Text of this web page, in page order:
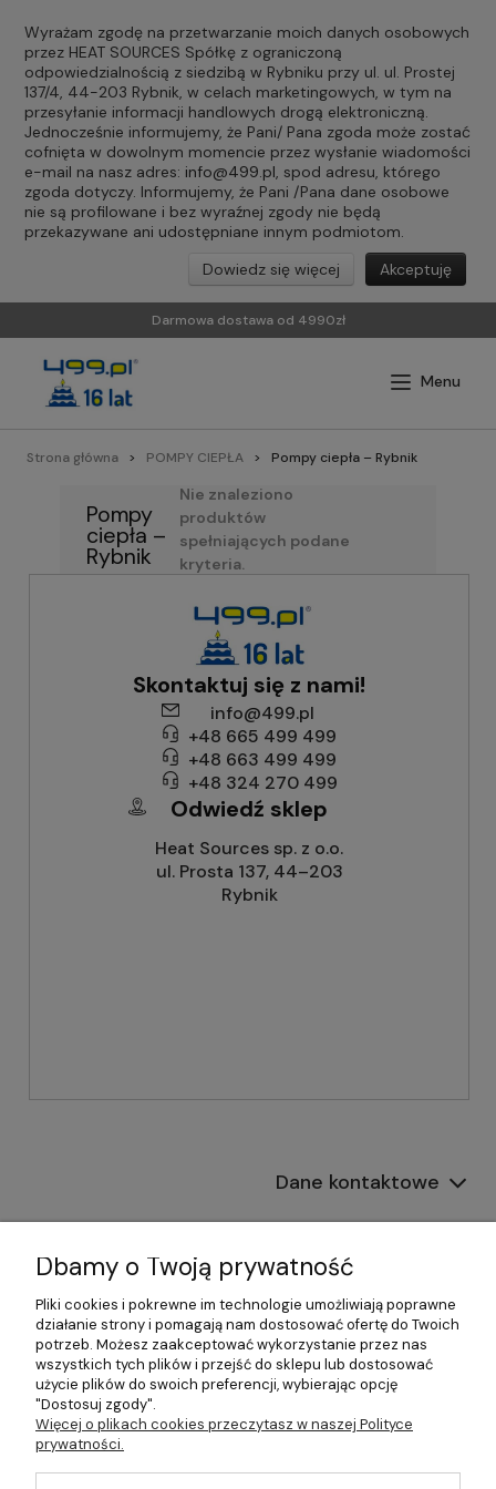
Wyrażam zgodę na przetwarzanie moich danych osobowych
przez HEAT SOURCES Spółkę z ograniczoną
odpowiedzialnością z siedzibą w Rybniku przy ul. ul. Prostej
137/4, 44-203 Rybnik, w celach marketingowych, w tym na
przesyłanie informacji handlowych drogą elektroniczną.
Jednocześnie informujemy, że Pani/ Pana zgoda może zostać
cofnięta w dowolnym momencie przez wysłanie wiadomości
e-mail na nasz adres: info@499.pl, spod adresu, którego
zgoda dotyczy. Informujemy, że Pani /Pana dane osobowe
nie są profilowane i bez wyraźnej zgody nie będą
przekazywane ani udostępniane innym podmiotom.
Akceptuję
Dowiedz się więcej
Darmowa dostawa od 4990zł
Strona główna POMPY CIEPŁA Pompy ciepła – Rybnik
Pompy
ciepła –
Rybnik
Nie znaleziono
produktów
spełniających podane
kryteria.
Skontaktuj się z nami!
info@499.pl
+48 665 499 499
+48 663 499 499
+48 324 270 499
Odwiedź sklep
Heat Sources sp. z o.o.
ul. Prosta 137, 44–203
Rybnik
Dane kontaktowe
Informacje
Płatności i dostawa
Pomoc
Moje konto
©2026 Wszelkie Prawa Zastrzeżone | 499.pl - najlepszy sklep z
Dbamy o Twoją prywatność
Pliki cookies i pokrewne im technologie umożliwiają poprawne
działanie strony i pomagają nam dostosować ofertę do Twoich
potrzeb. Możesz zaakceptować wykorzystanie przez nas
wszystkich tych plików i przejść do sklepu lub dostosować
użycie plików do swoich preferencji, wybierając opcję
"Dostosuj zgody".
Więcej o plikach cookies przeczytasz w naszej Polityce
prywatności.